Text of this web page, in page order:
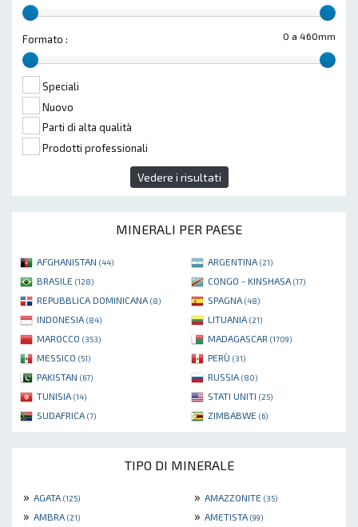
0 a 460mm
Formato :
Speciali
Nuovo
Parti di alta qualità
Prodotti professionali
Vedere i risultati
MINERALI PER PAESE
AFGHANISTAN (44) ARGENTINA (21)
BRASILE (128) CONGO - KINSHASA (17)
REPUBBLICA DOMINICANA (8) SPAGNA (48)
INDONESIA (84) LITUANIA (21)
MAROCCO (353) MADAGASCAR (1709)
MESSICO (51) PERÙ (31)
PAKISTAN (67) RUSSIA (80)
TUNISIA (14) STATI UNITI (25)
SUDAFRICA (7) ZIMBABWE (6)
TIPO DI MINERALE
» AGATA (125) » AMAZZONITE (35)
» AMBRA (21) » AMETISTA (99)